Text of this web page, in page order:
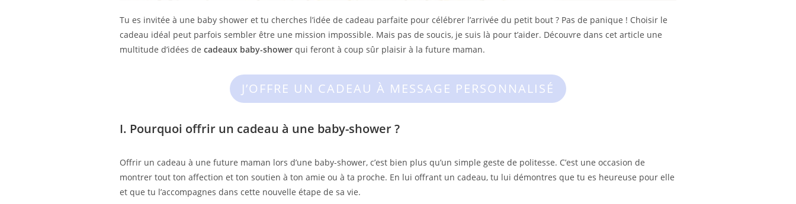
Tu es invitée à une baby shower et tu cherches l’idée de cadeau parfaite pour célébrer l’arrivée du petit bout ? Pas de panique ! Choisir le
cadeau idéal peut parfois sembler être une mission impossible. Mais pas de soucis, je suis là pour t’aider. Découvre dans cet article une
multitude d’idées de cadeaux baby-shower qui feront à coup sûr plaisir à la future maman.
J’OFFRE UN CADEAU À MESSAGE PERSONNALISÉ
I. Pourquoi offrir un cadeau à une baby-shower ?
Offrir un cadeau à une future maman lors d’une baby-shower, c’est bien plus qu’un simple geste de politesse. C’est une occasion de
montrer tout ton affection et ton soutien à ton amie ou à ta proche. En lui offrant un cadeau, tu lui démontres que tu es heureuse pour elle
et que tu l’accompagnes dans cette nouvelle étape de sa vie.